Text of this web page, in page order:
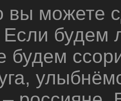
вы можете
Если будем
будем